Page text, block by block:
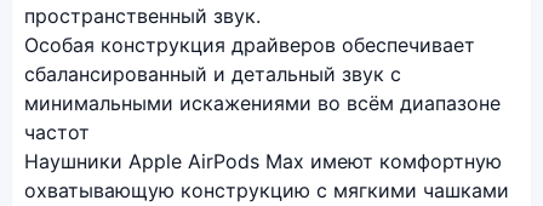
пространственный звук.
Особая конструкция драйверов обеспечивает
сбалансированный и детальный звук с
минимальными искажениями во всём диапазоне
частот
Наушники Apple AirPods Max имеют комфортную
охватывающую конструкцию с мягкими чашками